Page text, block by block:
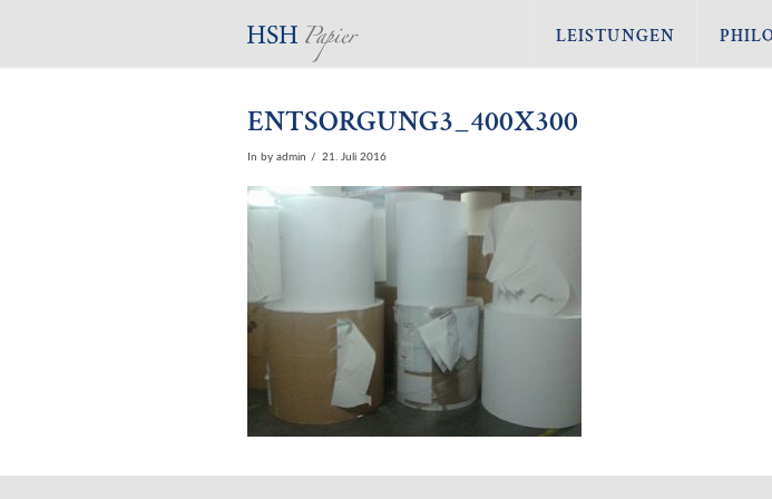
LEISTUNGEN
ENTSORGUNG3_400X300
In by admin 21. Juli 2016